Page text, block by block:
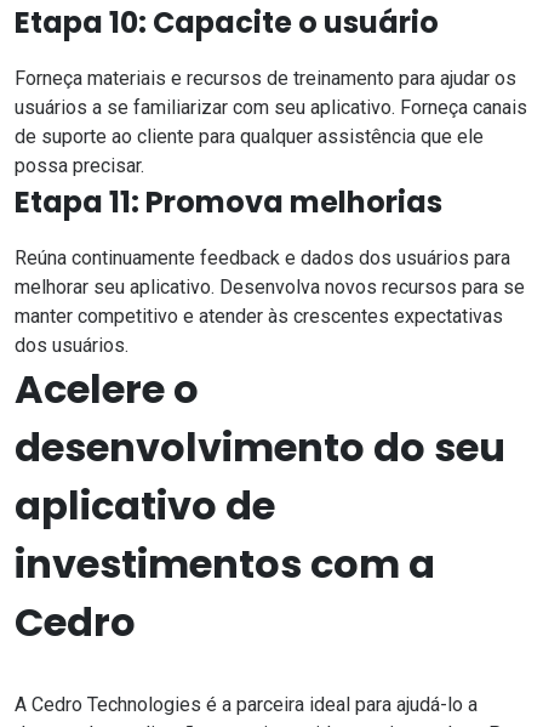
Etapa 10: Capacite o usuário
Forneça materiais e recursos de treinamento para ajudar os
usuários a se familiarizar com seu aplicativo. Forneça canais
de suporte ao cliente para qualquer assistência que ele
possa precisar.
Etapa 11: Promova melhorias
Reúna continuamente feedback e dados dos usuários para
melhorar seu aplicativo. Desenvolva novos recursos para se
manter competitivo e atender às crescentes expectativas
dos usuários.
Acelere o
desenvolvimento do seu
aplicativo de
investimentos com a
Cedro
A Cedro Technologies é a parceira ideal para ajudá-lo a